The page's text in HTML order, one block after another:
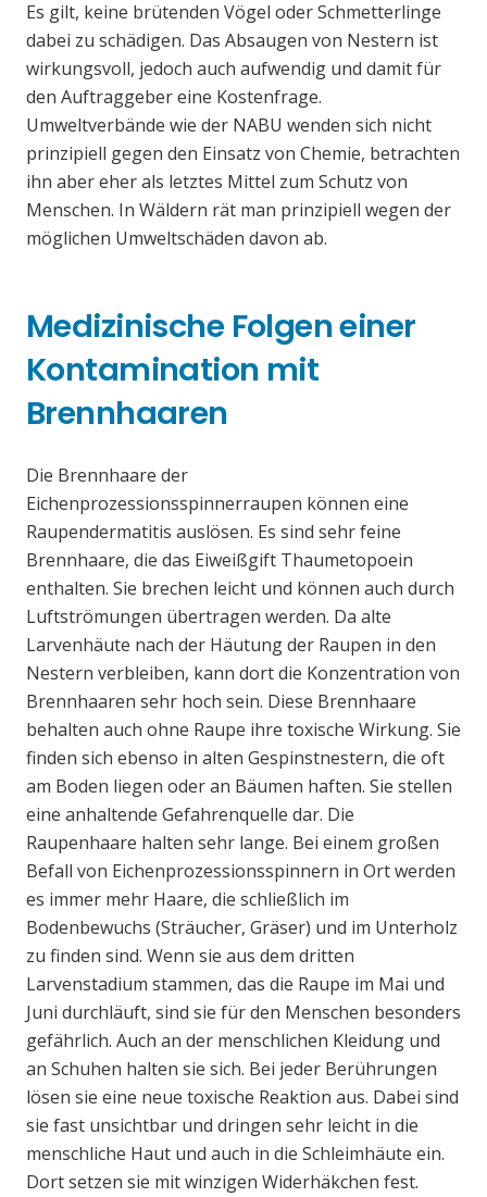
Es gilt, keine brütenden Vögel oder Schmetterlinge
dabei zu schädigen. Das Absaugen von Nestern ist
wirkungsvoll, jedoch auch aufwendig und damit für
den Auftraggeber eine Kostenfrage.
Umweltverbände wie der NABU wenden sich nicht
prinzipiell gegen den Einsatz von Chemie, betrachten
ihn aber eher als letztes Mittel zum Schutz von
Menschen. In Wäldern rät man prinzipiell wegen der
möglichen Umweltschäden davon ab.
Medizinische Folgen einer
Kontamination mit
Brennhaaren
Die Brennhaare der
Eichenprozessionsspinnerraupen können eine
Raupendermatitis auslösen. Es sind sehr feine
Brennhaare, die das Eiweißgift Thaumetopoein
enthalten. Sie brechen leicht und können auch durch
Luftströmungen übertragen werden. Da alte
Larvenhäute nach der Häutung der Raupen in den
Nestern verbleiben, kann dort die Konzentration von
Brennhaaren sehr hoch sein. Diese Brennhaare
behalten auch ohne Raupe ihre toxische Wirkung. Sie
finden sich ebenso in alten Gespinstnestern, die oft
am Boden liegen oder an Bäumen haften. Sie stellen
eine anhaltende Gefahrenquelle dar. Die
Raupenhaare halten sehr lange. Bei einem großen
Befall von Eichenprozessionsspinnern in Ort werden
es immer mehr Haare, die schließlich im
Bodenbewuchs (Sträucher, Gräser) und im Unterholz
zu finden sind. Wenn sie aus dem dritten
Larvenstadium stammen, das die Raupe im Mai und
Juni durchläuft, sind sie für den Menschen besonders
gefährlich. Auch an der menschlichen Kleidung und
an Schuhen halten sie sich. Bei jeder Berührungen
lösen sie eine neue toxische Reaktion aus. Dabei sind
sie fast unsichtbar und dringen sehr leicht in die
menschliche Haut und auch in die Schleimhäute ein.
Dort setzen sie mit winzigen Widerhäkchen fest.